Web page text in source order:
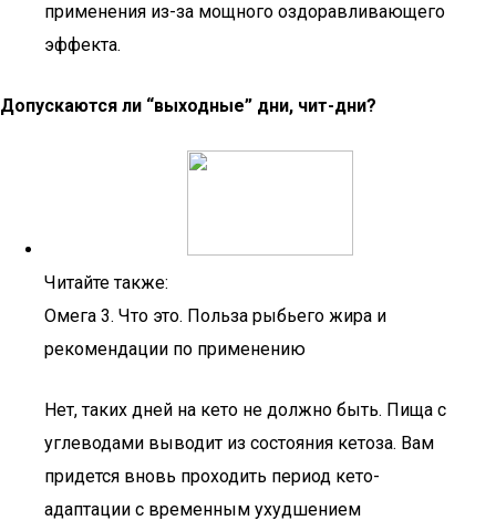
применения из-за мощного оздоравливающего
эффекта.
Допускаются ли “выходные” дни, чит-дни?
Читайте также:
Омега 3. Что это. Польза рыбьего жира и
рекомендации по применению
Нет, таких дней на кето не должно быть. Пища с
углеводами выводит из состояния кетоза. Вам
придется вновь проходить период кето-
адаптации с временным ухудшением